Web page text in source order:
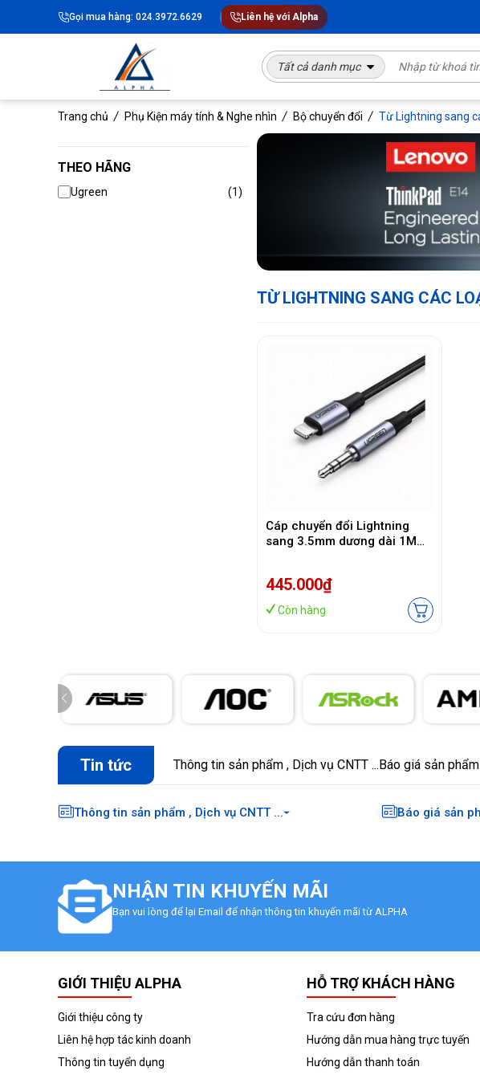
Gọi mua hàng: 024.3972.6629 Liên hệ với Alpha
Tất cả danh mục
Trang chủ Phụ Kiện máy tính & Nghe nhìn Bộ chuyển đổi Từ Lightning sang
THEO HÃNG
Ugreen (1)
TỪ LIGHTNING SANG CÁC
Cáp chuyển đổi Lightning
sang 3.5mm dương dài 1M
445.000₫
Còn hàng
Tin tức Thông tin sản phẩm , Dịch vụ CNTT ... Báo giá sản
Thông tin sản phẩm , Dịch vụ CNTT ... Báo giá sản
NHẬN TIN KHUYẾN MÃI
Bạn vui lòng để lại Email để nhận thông tin khuyến mãi từ ALPHA
GIỚI THIỆU ALPHA
Giới thiệu công ty
Liên hệ hợp tác kinh doanh
Thông tin tuyển dụng
HỖ TRỢ KHÁCH HÀNG
Tra cứu đơn hàng
Hướng dẫn mua hàng trực tuyến
Hướng dẫn thanh toán